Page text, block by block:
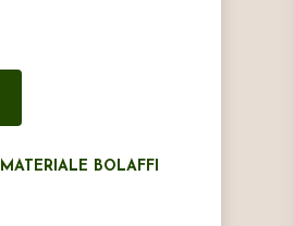
MATERIALE BOLAFFI